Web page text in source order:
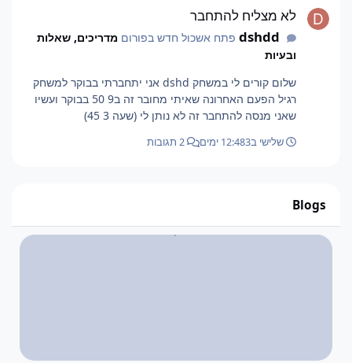
לא מצליח להתחבר
dshddפתח אשכול חדש בפורום מדריכים, שאלות
ובעיות
שלום קורים לי במשחק dshd אני יתחברתי בבוקר למשחק
רגיל הפעם האחרונה שאיתי מחובר זה ב9 50 בבוקר ועשיו
שאני מנסה להתחבר זה לא נותן לי (שעה 3 45)
שלישי ב12:483 ימים
Blogs